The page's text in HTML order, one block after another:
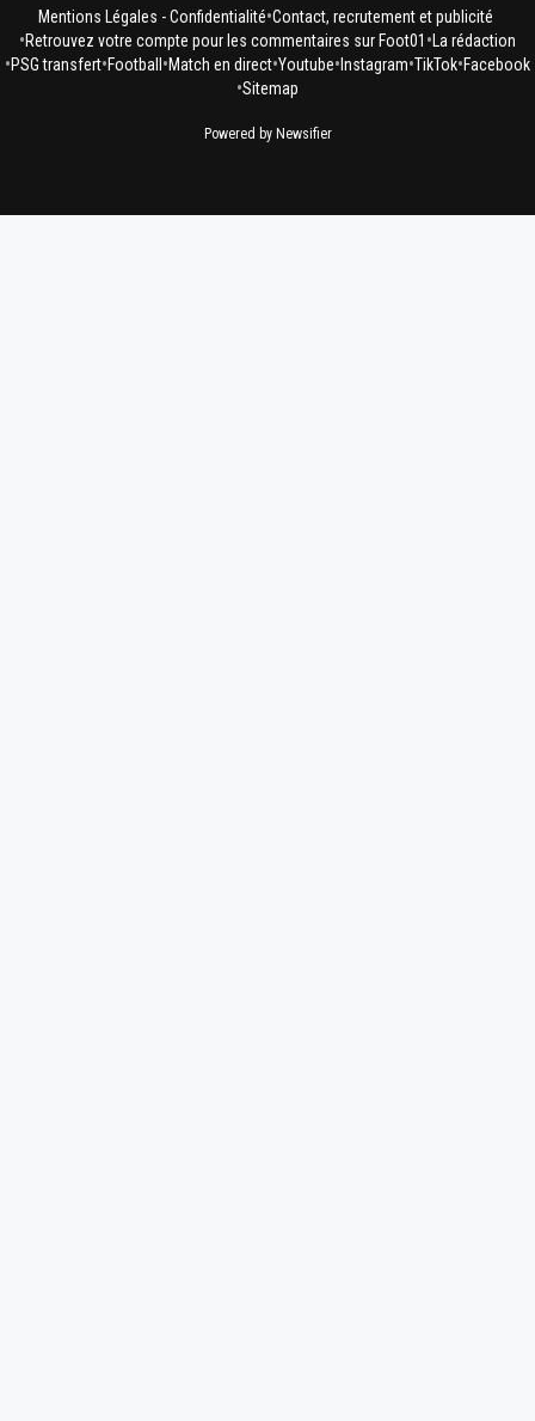
Mentions Légales - Confidentialité•Contact, recrutement et publicité
•Retrouvez votre compte pour les commentaires sur Foot01 • La rédaction
•PSG transfert•Football •Match en direct•Youtube• Instagram•TikTok•Facebook
•Sitemap
Powered by Newsifier